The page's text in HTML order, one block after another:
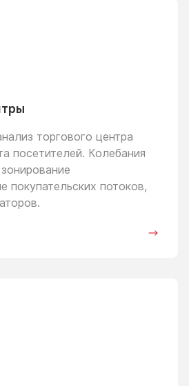
торгового центра
посетителей. Колебания
покупательских потоков,